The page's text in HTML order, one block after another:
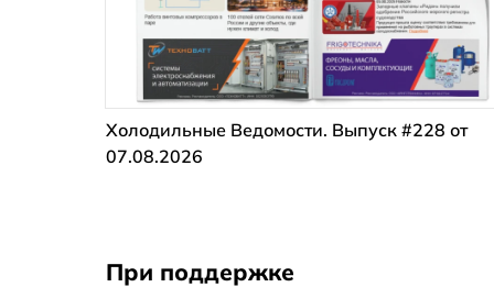
Холодильные Ведомости. Выпуск #228 от
07.08.2026
При поддержке